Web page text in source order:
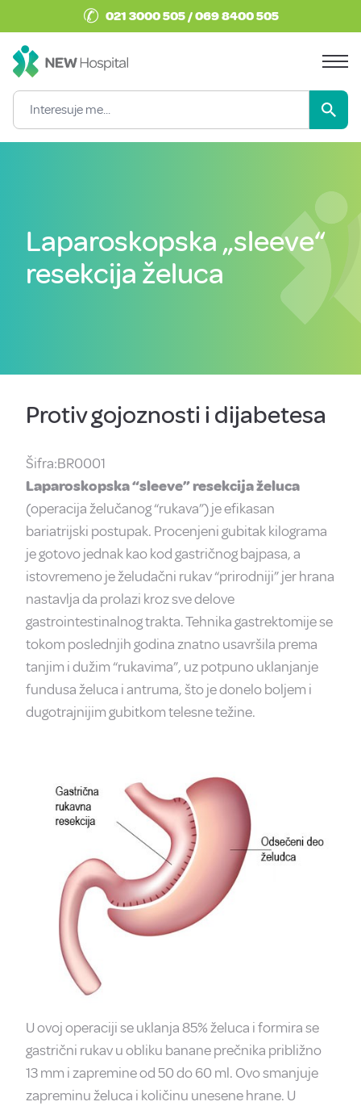
✆ 021 3000 505 / 069 8400 505
Laparoskopska „sleeve“
resekcija želuca
Protiv gojoznosti i dijabetesa
Šifra:BR0001
Laparoskopska “sleeve” resekcija želuca
(operacija želučanog “rukava”) je efikasan
bariatrijski postupak. Procenjeni gubitak kilograma
je gotovo jednak kao kod gastričnog bajpasa, a
istovremeno je želudačni rukav “prirodniji” jer hrana
nastavlja da prolazi kroz sve delove
gastrointestinalnog trakta. Tehnika gastrektomije se
tokom poslednjih godina znatno usavršila prema
tanjim i dužim “rukavima”, uz potpuno uklanjanje
fundusa želuca i antruma, što je donelo boljem i
dugotrajnijim gubitkom telesne težine.
U ovoj operaciji se uklanja 85% želuca i formira se
gastrični rukav u obliku banane prečnika približno
13 mm i zapremine od 50 do 60 ml. Ovo smanjuje
zapreminu želuca i količinu unesene hrane. U